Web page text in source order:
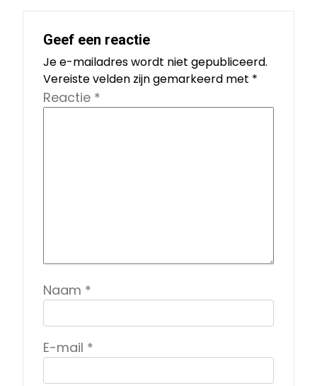
Geef een reactie
Je e-mailadres wordt niet gepubliceerd.
Vereiste velden zijn gemarkeerd met *
Reactie *
Naam *
E-mail *